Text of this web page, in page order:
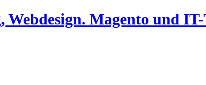
Magento und